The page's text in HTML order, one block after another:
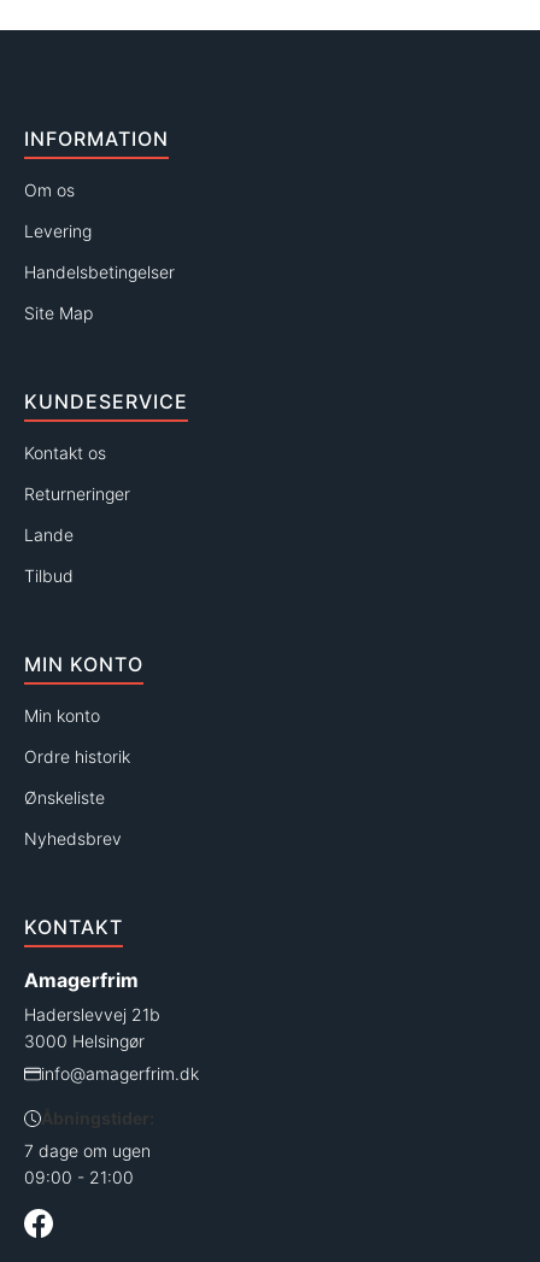
INFORMATION
Om os
Levering
Handelsbetingelser
Site Map
KUNDESERVICE
Kontakt os
Returneringer
Lande
Tilbud
MIN KONTO
Min konto
Ordre historik
Ønskeliste
Nyhedsbrev
KONTAKT
Amagerfrim
Haderslevvej 21b
3000 Helsingør
info@amagerfrim.dk
Åbningstider:
7 dage om ugen
09:00 - 21:00